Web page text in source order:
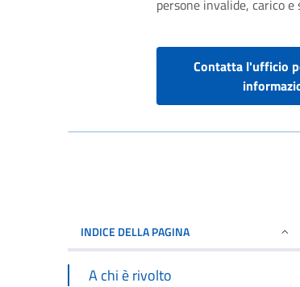
persone invalide, carico
Contatta l'ufficio
INDICE DELLA PAGINA
A chi è rivolto